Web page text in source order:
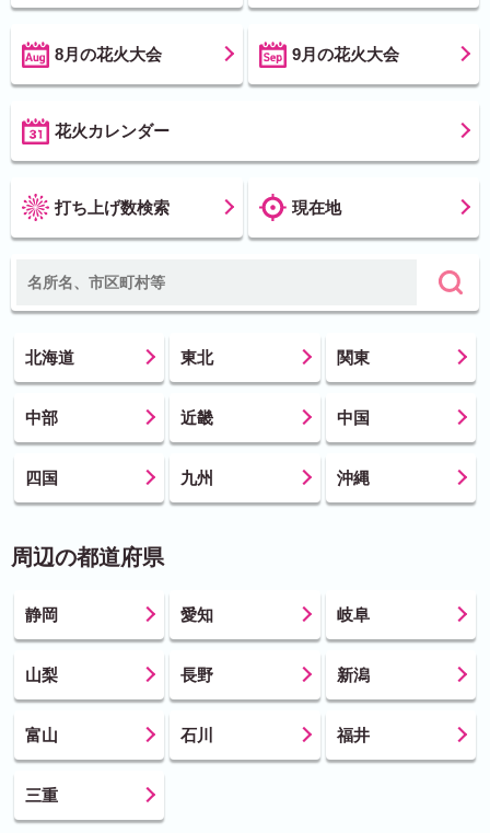
8月の花火大会 9月の花火大会
花火カレンダー
打ち上げ数検索 現在地
北海道 東北 関東
中部 近畿 中国
四国 九州 沖縄
周辺の都道府県
静岡 愛知 岐阜
山梨 長野 新潟
富山 石川 福井
三重